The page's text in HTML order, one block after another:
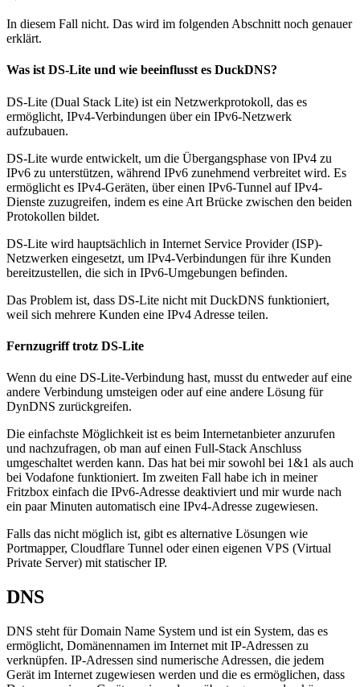
In diesem Fall nicht. Das wird im folgenden Abschnitt noch genauer
erklärt.
Was ist DS-Lite und wie beeinflusst es DuckDNS?
DS-Lite (Dual Stack Lite) ist ein Netzwerkprotokoll, das es
ermöglicht, IPv4-Verbindungen über ein IPv6-Netzwerk
aufzubauen.
DS-Lite wurde entwickelt, um die Übergangsphase von IPv4 zu
IPv6 zu unterstützen, während IPv6 zunehmend verbreitet wird. Es
ermöglicht es IPv4-Geräten, über einen IPv6-Tunnel auf IPv4-
Dienste zuzugreifen, indem es eine Art Brücke zwischen den beiden
Protokollen bildet.
DS-Lite wird hauptsächlich in Internet Service Provider (ISP)-
Netzwerken eingesetzt, um IPv4-Verbindungen für ihre Kunden
bereitzustellen, die sich in IPv6-Umgebungen befinden.
Das Problem ist, dass DS-Lite nicht mit DuckDNS funktioniert,
weil sich mehrere Kunden eine IPv4 Adresse teilen.
Fernzugriff trotz DS-Lite
Wenn du eine DS-Lite-Verbindung hast, musst du entweder auf eine
andere Verbindung umsteigen oder auf eine andere Lösung für
DynDNS zurückgreifen.
Die einfachste Möglichkeit ist es beim Internetanbieter anzurufen
und nachzufragen, ob man auf einen Full-Stack Anschluss
umgeschaltet werden kann. Das hat bei mir sowohl bei 1&1 als auch
bei Vodafone funktioniert. Im zweiten Fall habe ich in meiner
Fritzbox einfach die IPv6-Adresse deaktiviert und mir wurde nach
ein paar Minuten automatisch eine IPv4-Adresse zugewiesen.
Falls das nicht möglich ist, gibt es alternative Lösungen wie
Portmapper, Cloudflare Tunnel oder einen eigenen VPS (Virtual
Private Server) mit statischer IP.
DNS
DNS steht für Domain Name System und ist ein System, das es
ermöglicht, Domänennamen im Internet mit IP-Adressen zu
verknüpfen. IP-Adressen sind numerische Adressen, die jedem
Gerät im Internet zugewiesen werden und die es ermöglichen, dass